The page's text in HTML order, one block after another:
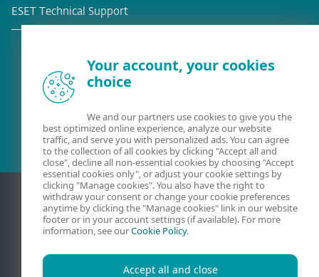
ESET Technical Support
Your account, your cookies
choice
We and our partners use cookies to give you the
best optimized online experience, analyze our website
traffic, and serve you with personalized ads. You can agree
to the collection of all cookies by clicking "Accept all and
close", decline all non-essential cookies by choosing "Accept
essential cookies only", or adjust your cookie settings by
clicking "Manage cookies". You also have the right to
withdraw your consent or change your cookie preferences
anytime by clicking the "Manage cookies" link in our website
footer or in your account settings (if available). For more
information, see ourCookie Policy.
Accept all and close